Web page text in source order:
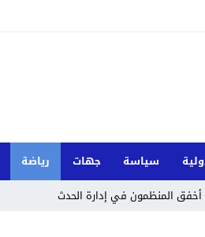
سياسة جهات رياضة
أخفق المنظمون في إدارة الحدث